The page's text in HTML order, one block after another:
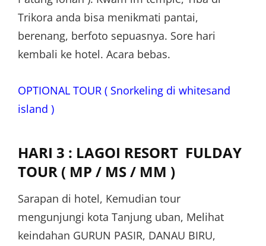
Trikora anda bisa menikmati pantai,
berenang, berfoto sepuasnya. Sore hari
kembali ke hotel. Acara bebas.
OPTIONAL TOUR ( Snorkeling di whitesand
island )
HARI 3 : LAGOI RESORT FULDAY
TOUR ( MP / MS / MM )
Sarapan di hotel, Kemudian tour
mengunjungi kota Tanjung uban, Melihat
keindahan GURUN PASIR, DANAU BIRU,